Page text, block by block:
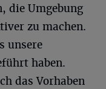
die Umgebung
zu machen.
unsere
haben.
das Vorhaben